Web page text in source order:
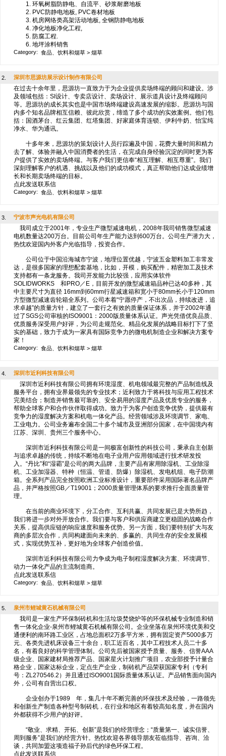
1. 环氧树脂防静电、自流平、砂浆耐磨地板
2. PVC防静电地板, PVC卷材地板
3. 机房网络类高架活动地板, 全钢防静电地板
4. 净化地板净化工程,
5. 防腐工程.
6. 地坪涂料销售
Category: 食品、饮料和烟草 > 烟草
2. 深圳市思源坊展示设计制作有限公司
在过去十余年里，思源坊一直致力于为企业提供卖场终端的顾问和建设。涉
及领域包括：SI设计、专卖店设计、卖场设计、展示道具设计及终端顾问
等。思源坊的成长其实也是中国市场终端建设高速发展的缩影。思源坊与国
内多个知名品牌相互信赖、彼此欣赏，缔造了多个成功的实效案例。他们包
括：国酒茅台、红云集团、红塔集团、好家庭体育连锁、伊利牛奶、怡宝纯
净水、华为通讯。
十多年来，思源坊的策划设计人员行踪遍及中国，花费大量时间和精力
去了解、体验并融入中国消费者的生活，在完成自身经验沉淀的同时更为客
户提供了实效的卖场终端。与客户我们更信奉“相互理解、相互尊重”。我们
深刻理解客户的机遇、挑战以及他们的成功模式，真正帮助他们达成业绩增
长和长期卖场终端的目标。
点此发送联系信
Category: 食品、饮料和烟草 > 烟草
3. 宁波市声光电机有限公司
我司成立于2001年，专业生产微型减速电机，2008年我司销售微型减速
电机数量达200万台。目前公司年生产能力达到600万台。公司生产潜力大，
热忱欢迎国内外客户光临指导，投资合作。
公司位于中国沿海城市宁波，地理位置优越，宁波五金塑料加工非常发
达，是很多国家的理想配套基地，比如，开模，购买配件，精密加工及技术
支持都有一条龙服务。我司开发能力比较强，应用实体软件
SOLIDWORKS 和PRO／E，目前开发的微型减速箱品种已达40多种，其
中主要尺寸为直径 16mm到60mm行星减速箱和宽小于80mm长小于120mm
方型微型减速齿轮箱全系列。公司本着“宁愿停产，不出次品，持续改进，追
求卓越”的质量方针，建立了一套行之有效的质量保证体系，并于2002年通
过了SGS公司审核的ISO9001：2000版质量体系认证。声光凭借优良品质、
优质服务深受用户好评，为公司走规范化、精品化发展的战略目标打下了坚
实的基础，致力于成为一家具有国际竞争力的微电机制造企业和解决方案专
家！
Category: 食品、饮料和烟草 > 烟草
4. 深圳市近利科技有限公司
深圳市近利科技有限公司拥有环境湿度、机电领域最完整的产品制造线及
服务平台，拥有业界最领先的专业技术；近利致力于将科技与应用工程技术
完美结合；制造并销售最可靠的、安全易用的湿度产品及优质专业的服务，
帮助全球客户和合作伙伴取得成功。致力于为客户创造竞争优势，提供最有
竞争力的湿度解决方案和机电一体化产品。经营领域涉及环境调节、家电、
工业电力。公司业务遍布全国二十多个城市及亚洲部分国家，在中国境内有
江苏、深圳、贵州三个服务中心。
深圳市近利科技有限公司是一间极富创新性的科技公司，秉承自主创新
与追求卓越的传统，持续不断地在电子业用户应用领域进行技术研发投
入。“丹比”和“湿霸”是公司的两大品牌，主要产品有家用除湿机、工业除湿
机、工业加湿器、特种（恒温、管道、防爆）除湿机、发电机组、电子防潮
箱。全系列产品完全按照欧洲工业标准设计，重要部件采用国际著名品牌产
品，并严格按照GB／T19001；2000质量管理体系的要求推行全面质量管
理。
在当前的商业环境下，分工合作、互利共赢、共同发展已是大势所趋，
我们将进一步对外开放合作。我们要与客户和供应商建立更稳固的战略合作
关系，提高供应链的响应速度和服务优势。另一方面，我们要特别扩大与友
商的多层次合作，共同构建面向未来的、多赢的、共同生存的安全发展模
式，实现优势互补，更好地为全球客户创造价值。
深圳市近利科技有限公司力争成为电子制程湿度解决方案、环境调节、
动力一体化产品的主流制造商。
点此发送联系信
Category: 食品、饮料和烟草 > 烟草
5. 泉州市鲤城黄石机械有限公司
我司是一家生产环保制砖机和生活垃圾焚烧炉等的环保机械专业制造和销
售一体化企业-泉州市鲤城黄石机械有限公司。企业坐落在泉州环境优美和交
通便利的南环路工业区，占地总面积2万多平方米，拥有固定资产5000多万
元、各类先进机床设备三十余台，职工近百名，其中工程技术人员二十多
名，有着良好的科学管理体制。公司先后被国家授予质量、服务、信誉AAA
级企业、国家建材局推荐产品、国家星火计划推广项目，农业部授予计量合
格企业，国家达标企业，定点生产企业，制砖机产品荣获国家专利（专利
号：ZL270546.2）并且通过ISO9001国际质量体系认证。产品销售面向国内
外，公司有自营出口权。
企业创办于1989 年，集几十年不断完善的环保技术及经验，一路领先
和创新生产制造各种型号制砖机，在行业和地区有着较高知名度，并在国内
外都获得不少用户的好评。
“敬业、求精、开拓、创新”是我们的经营理念；“质量第一、诚实信誉、
周到服务”是我们的经营方针。热忱欢迎各界领导朋友莅临指导、咨询、洽
谈，共同加盟这项造福子孙后代的绿色环保工程。
点此发送联系信